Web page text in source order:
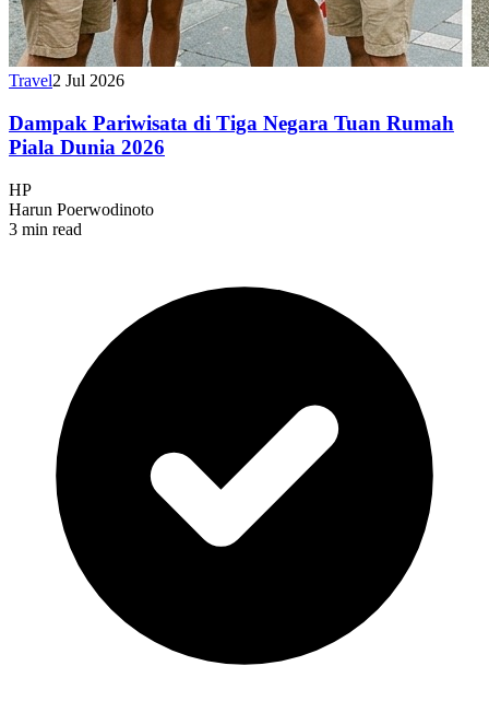
Travel2 Jul 2026
Dampak Pariwisata di Tiga Negara Tuan Rumah
Piala Dunia 2026
HP
Harun Poerwodinoto
3 min read